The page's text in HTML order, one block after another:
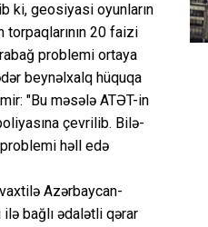
ki, geosiyasi oyunların
20 faizi
problemi ortaya
beynəlxalq hüquqa
"Bu məsələ ATƏT-in
çevrilib. Bilə-
həll edə
Azərbaycan-
bağlı ədalətli qərar